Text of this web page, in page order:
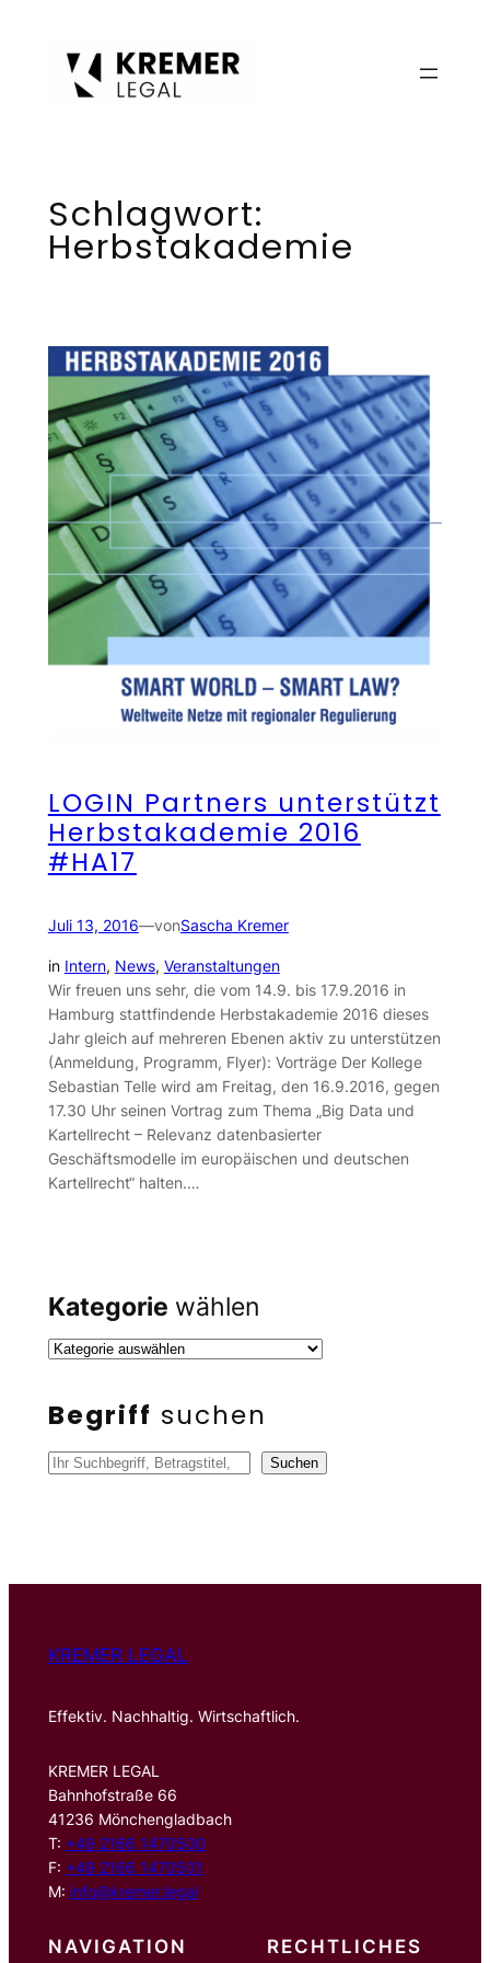
Schlagwort:
Herbstakademie
LOGIN Partners unterstützt
Herbstakademie 2016
#HA17
Juli 13, 2016—vonSascha Kremer
in Intern, News, Veranstaltungen
Wir freuen uns sehr, die vom 14.9. bis 17.9.2016 in
Hamburg stattfindende Herbstakademie 2016 dieses
Jahr gleich auf mehreren Ebenen aktiv zu unterstützen
(Anmeldung, Programm, Flyer): Vorträge Der Kollege
Sebastian Telle wird am Freitag, den 16.9.2016, gegen
17.30 Uhr seinen Vortrag zum Thema „Big Data und
Kartellrecht – Relevanz datenbasierter
Geschäftsmodelle im europäischen und deutschen
Kartellrecht“ halten.…
Kategorie wählen
Begriff suchen
S
n
Suchen
KREMER LEGAL
Effektiv. Nachhaltig. Wirtschaftlich.
KREMER LEGAL
Bahnhofstraße 66
41236 Mönchengladbach
T: +49 2166 1470500
F: +49 2166 1470501
M: info@kremer.legal
NAVIGATION RECHTLICHES